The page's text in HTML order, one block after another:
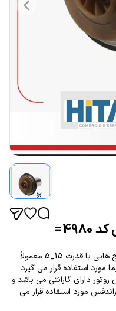
روتور پکیج گرند فوس مورد مصرف در پکیج هایی با قدرت 15_5 معمولاً
مورد استفاده قرار می گیرد
دارای گارانتی می باشد و
مورد استفاده قرار می